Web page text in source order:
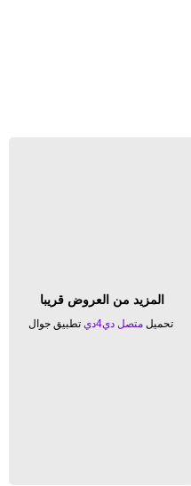
المزيد من العروض قريبا
تحميل متصل دي4دي تطبيق جوال